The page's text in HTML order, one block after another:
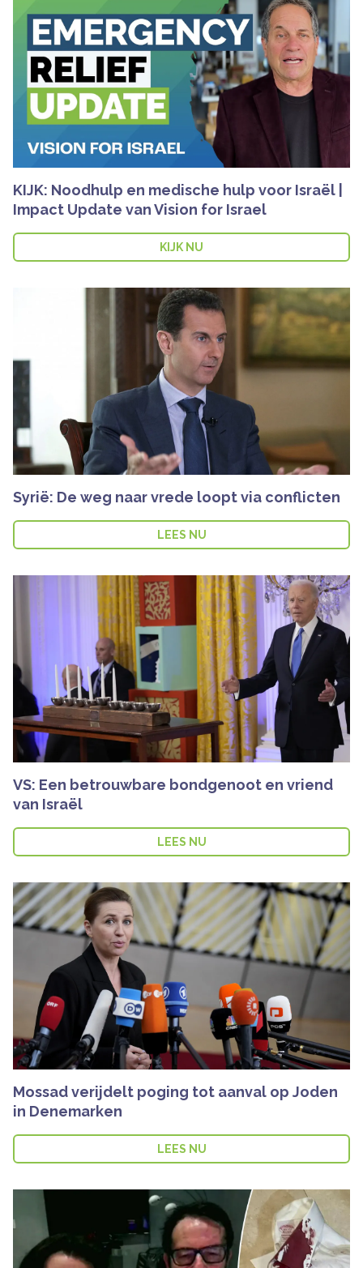
KIJK: Noodhulp en medische hulp voor Israël |
Impact Update van Vision for Israel
KIJK NU
Syrië: De weg naar vrede loopt via conflicten
LEES NU
VS: Een betrouwbare bondgenoot en vriend
van Israël
LEES NU
Mossad verijdelt poging tot aanval op Joden
in Denemarken
LEES NU